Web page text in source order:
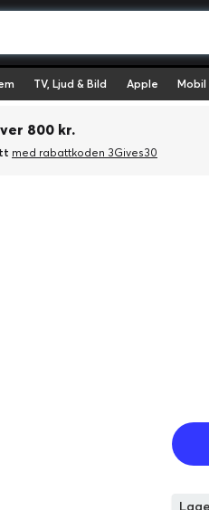
TV, Ljud & Bild Apple Mobil
800 kr.
med rabattkoden 3Gives30